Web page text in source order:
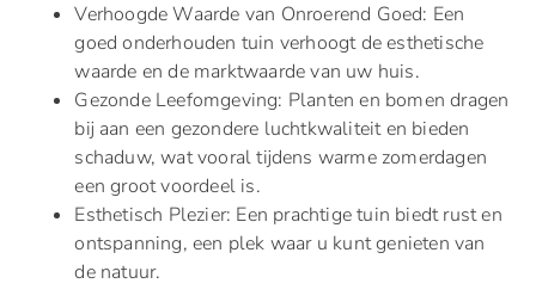
Verhoogde Waarde van Onroerend Goed: Een
goed onderhouden tuin verhoogt de esthetische
waarde en de marktwaarde van uw huis.
Gezonde Leefomgeving: Planten en bomen dragen
bij aan een gezondere luchtkwaliteit en bieden
schaduw, wat vooral tijdens warme zomerdagen
een groot voordeel is.
Esthetisch Plezier: Een prachtige tuin biedt rust en
ontspanning, een plek waar u kunt genieten van
de natuur.